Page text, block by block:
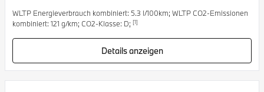
WLTP Energieverbrauch kombiniert: 5.3 l/100km; WLTP CO2-Emissionen
kombiniert: 121 g/km; CO2-Klasse: D; [1]
Details anzeigen